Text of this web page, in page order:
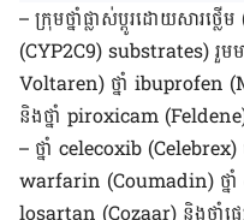
– ក្រុម​ថ្នាំ​​ផ្លាស់​ប្ដូរ​ដោយ​សារ​ថ្
(CYP2C9) substrates) រួ
Voltaren) ថ្នាំ ibuprofen
និង​ថ្នាំ piroxicam
– ថ្នាំ celecoxib
warfarin (Coumadin) ថ្ន